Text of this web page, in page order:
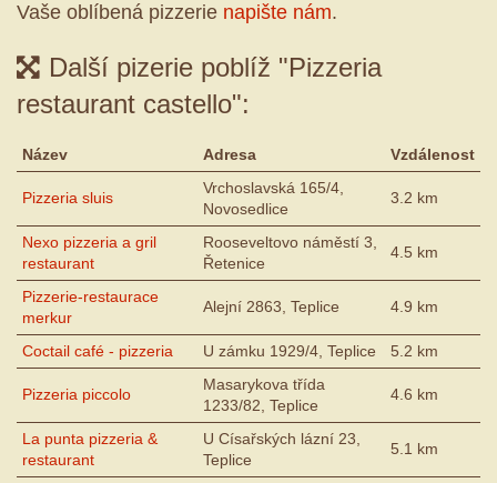
Vaše oblíbená pizzerie napište nám.
Další pizerie poblíž "Pizzeria
restaurant castello":
Název Adresa Vzdálenost
Pizzeria sluis
Vrchoslavská 165/4,
Novosedlice
3.2 km
Nexo pizzeria a gril
restaurant
Rooseveltovo náměstí 3,
Řetenice
4.5 km
Pizzerie-restaurace
merkur
Alejní 2863, Teplice 4.9 km
Coctail café - pizzeria U zámku 1929/4, Teplice 5.2 km
Pizzeria piccolo
Masarykova třída
1233/82, Teplice
4.6 km
La punta pizzeria &
restaurant
U Císařských lázní 23,
Teplice
5.1 km